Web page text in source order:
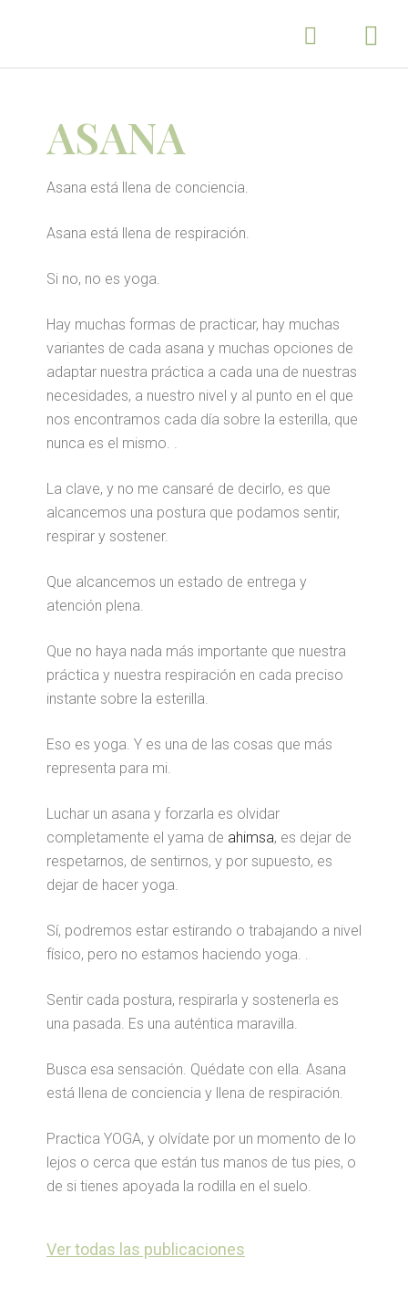
ASANA
Asana está llena de conciencia.
Asana está llena de respiración.
Si no, no es yoga.
Hay muchas formas de practicar, hay muchas
variantes de cada asana y muchas opciones de
adaptar nuestra práctica a cada una de nuestras
necesidades, a nuestro nivel y al punto en el que
nos encontramos cada día sobre la esterilla, que
nunca es el mismo. .
La clave, y no me cansaré de decirlo, es que
alcancemos una postura que podamos sentir,
respirar y sostener.
Que alcancemos un estado de entrega y
atención plena.
Que no haya nada más importante que nuestra
práctica y nuestra respiración en cada preciso
instante sobre la esterilla.
Eso es yoga. Y es una de las cosas que más
representa para mi.
Luchar un asana y forzarla es olvidar
completamente el yama de ahimsa, es dejar de
respetarnos, de sentirnos, y por supuesto, es
dejar de hacer yoga.
Sí, podremos estar estirando o trabajando a nivel
físico, pero no estamos haciendo yoga. .
Sentir cada postura, respirarla y sostenerla es
una pasada. Es una auténtica maravilla.
Busca esa sensación. Quédate con ella. Asana
está llena de conciencia y llena de respiración.
Practica YOGA, y olvídate por un momento de lo
lejos o cerca que están tus manos de tus pies, o
de si tienes apoyada la rodilla en el suelo.
Ver todas las publicaciones